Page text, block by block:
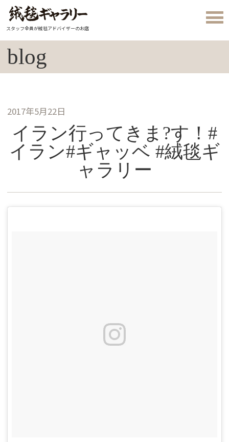
スタッフ全員が絨毯アドバイザーのお店
blog
2017年5月22日
イラン行ってきま?す！#
イラン#ギャッベ #絨毯ギ
ャラリー